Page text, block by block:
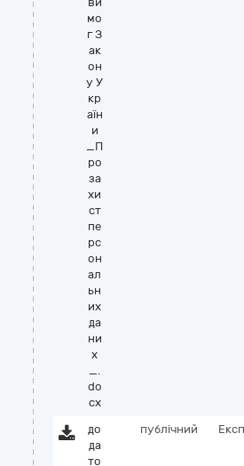
мо
г З
ак
он
у У
кр
аїн
и
_П
ро
за
хи
ст
пе
рс
он
ал
ьн
их
да
ни
х
_.
do
cx
до
да
то
публічний